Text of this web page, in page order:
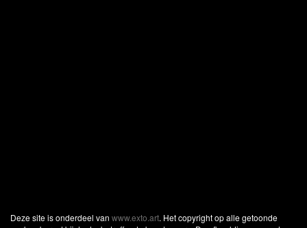
Deze site is onderdeel van www.exto.art. Het copyright op alle getoonde